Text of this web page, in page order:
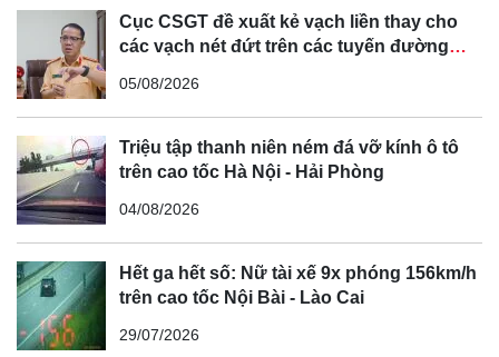
"Tôi và gia đình đang ăn sáng thì bất ngờ nghe thấy tiếng
động lớn. Khi nhìn ra thì thấy chiếc xe container đang lao
thẳng vào cửa hàng. May mắn là có cây xanh chặn lại",
chủ cửa hàng cá cảnh kể lại giây phút kinh hoàng.
Nguyên nhân vụ việc đang được cơ quan chức năng điều
tra làm rõ.
Cục CSGT đề xuất kẻ vạch liền thay cho
các vạch nét đứt trên các tuyến đường
05/08/2026
Triệu tập thanh niên ném đá vỡ kính ô tô
trên cao tốc Hà Nội - Hải Phòng
04/08/2026
Hết ga hết số: Nữ tài xế 9x phóng 156km/h
trên cao tốc Nội Bài - Lào Cai
29/07/2026